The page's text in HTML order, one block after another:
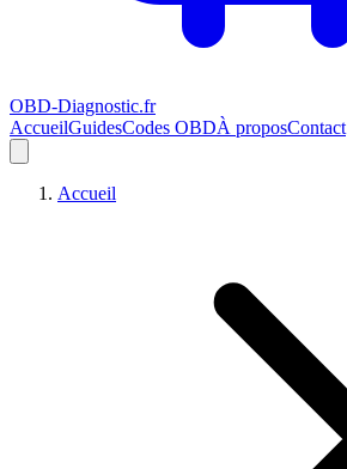
OBD-Diagnostic.fr
AccueilGuidesCodes OBDÀ proposContact
Accueil